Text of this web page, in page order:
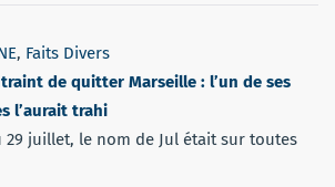
, Faits Divers
de quitter Marseille : l’un de ses
l’aurait trahi
29 juillet, le nom de Jul était sur toutes